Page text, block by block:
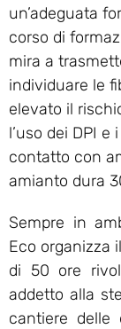
un’adeguata
corso di
mira a
individuare le
elevato il
l’uso dei DPI
contatto con
amianto dura
Sempre in
Eco organizza il
di 50 ore
addetto alla
cantiere delle